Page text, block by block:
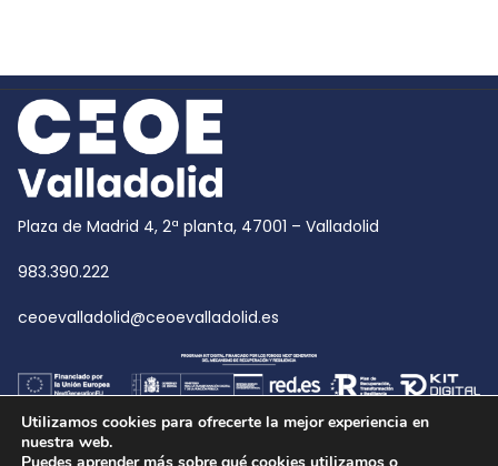
Plaza de Madrid 4, 2ª planta, 47001 – Valladolid
983.390.222
ceoevalladolid@ceoevalladolid.es
Utilizamos cookies para ofrecerte la mejor experiencia en
nuestra web.